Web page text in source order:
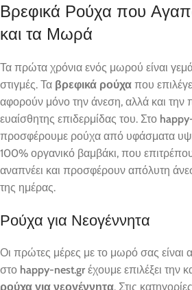
Βρεφικά Ρούχα που
και τα Μωρά
Τα πρώτα χρόνια ενός μωρού είναι
στιγμές. Τα βρεφικά ρούχα που
αφορούν μόνο την άνεση, αλλά και την
ευαίσθητης επιδερμίδας του. Στο
προσφέρουμε ρούχα από υφάσματα
100% οργανικό βαμβάκι, που
αναπνέει και προσφέρουν απόλυτη
της ημέρας.
Ρούχα για Νεογέννητα
Οι πρώτες μέρες με το μωρό σας είναι
στο happy-nest.gr έχουμε επιλέξει την
ρούχα για νεογέννητα. Στις